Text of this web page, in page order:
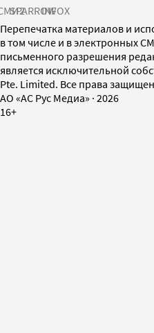
SPARROWINFOX
Перепечатка материалов и
в том числе и в электронных
письменного разрешения
является исключительной
Pte. Limited. Все права
AO «АС Рус Медиа» · 2026
16+